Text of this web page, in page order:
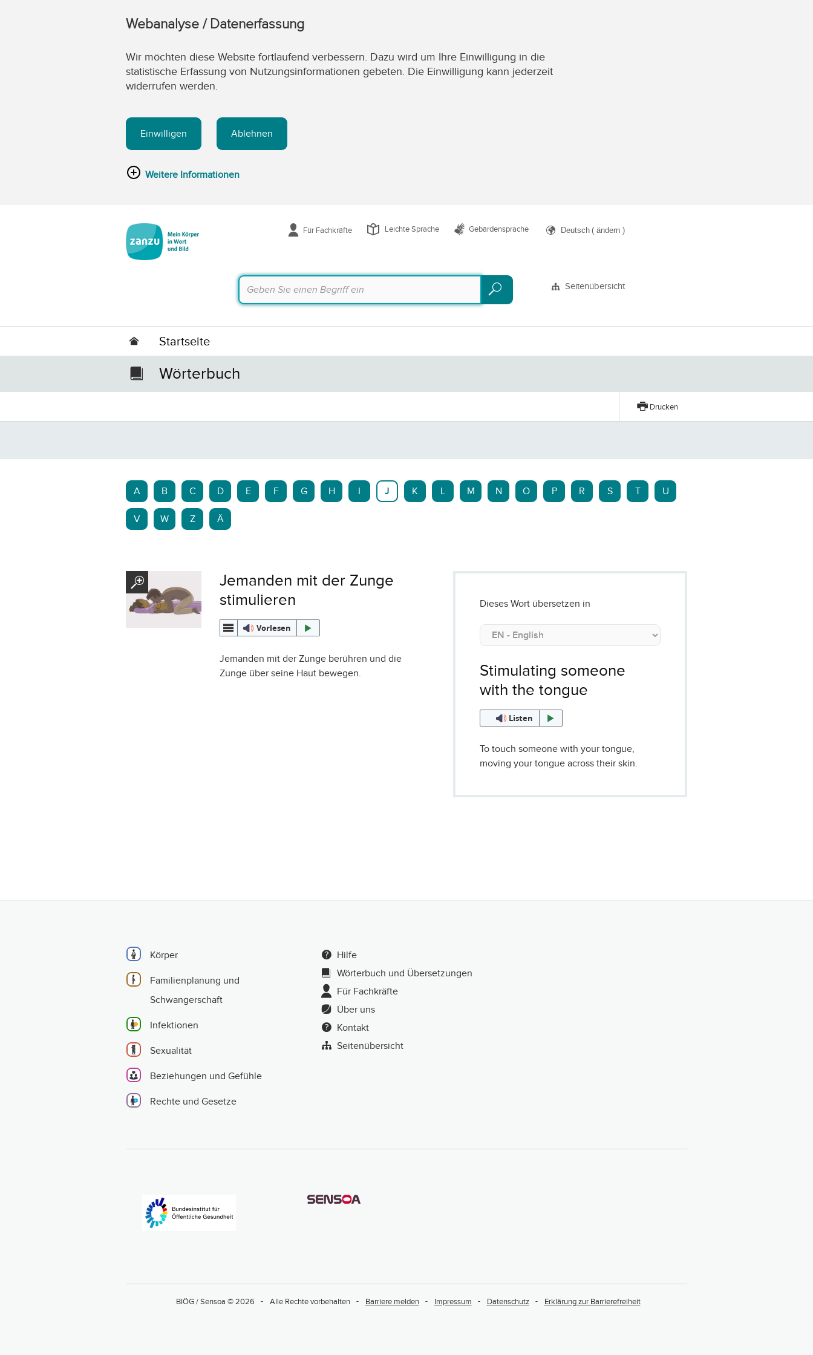
Webanalyse / Datenerfassung
Wir möchten diese Website fortlaufend verbessern. Dazu wird um Ihre Einwilligung in die
statistische Erfassung von Nutzungsinformationen gebeten. Die Einwilligung kann jederzeit
widerrufen werden.
Einwilligen Ablehnen
Weitere Informationen
Für Fachkräfte Leichte Sprache Gebärdensprache Deutsch ( ändern )
Suchen
Suchen
Seitenübersicht
Startseite
Wörterbuch
Drucken
A B C D E F G H I J K L M N O P R S T U
V W Z Ä
Jemanden mit der Zunge
stimulieren
Vorlesen
Jemanden mit der Zunge berühren und die
Zunge über seine Haut bewegen.
Dieses Wort übersetzen in
Stimulating someone
with the tongue
Listen
To touch someone with your tongue,
moving your tongue across their skin.
Körper
Familienplanung und
Schwangerschaft
Infektionen
Sexualität
Beziehungen und Gefühle
Rechte und Gesetze
Hilfe
Wörterbuch und Übersetzungen
Für Fachkräfte
Über uns
Kontakt
Seitenübersicht
BIÖG / Sensoa © 2026 Alle Rechte vorbehalten Barriere melden Impressum Datenschutz Erklärung zur Barrierefreiheit